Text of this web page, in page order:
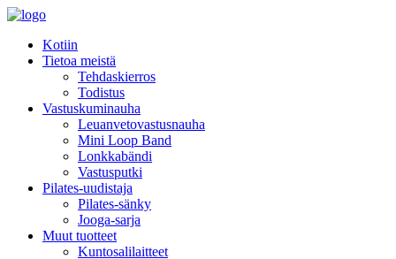
Kotiin
Tietoa meistä
Tehdaskierros
Todistus
Vastuskuminauha
Leuanvetovastusnauha
Mini Loop Band
Lonkkabändi
Vastusputki
Pilates-uudistaja
Pilates-sänky
Jooga-sarja
Muut tuotteet
Kuntosalilaitteet